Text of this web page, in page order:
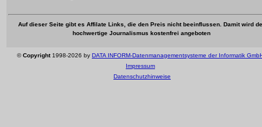
Auf dieser Seite gibt es Affilate Links, die den Preis nicht beeinflussen. Damit wird
hochwertige Journalismus kostenfrei angeboten
©Copyright1998-2026 by DATA INFORM-Datenmanagementsysteme der Informatik
Impressum
Datenschutzhinweise